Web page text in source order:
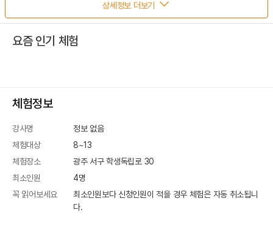
상세정보 더보기
요즘 인기 체험
체험정보
강사명
정보 없음
체험대상
8~13
체험장소
광주 서구 학생독립로 30
최소인원
4명
꼭 읽어보세요
최소인원보다 신청인원이 적을 경우 체험은 자동 취소됩니
다.